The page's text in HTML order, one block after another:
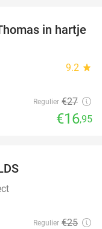
37%
in hartje
9.2 star
Regulier €27
€16,95
Regulier €25